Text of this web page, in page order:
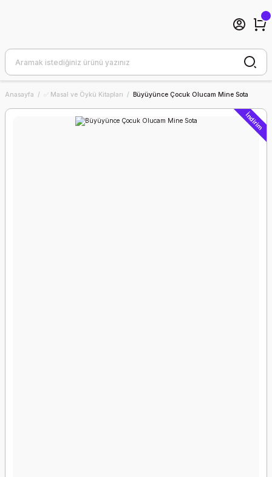
Anasayfa ✅ Masal ve Öykü Kitapları Büyüyünce Çocuk Olucam Mine Sota
İndirim